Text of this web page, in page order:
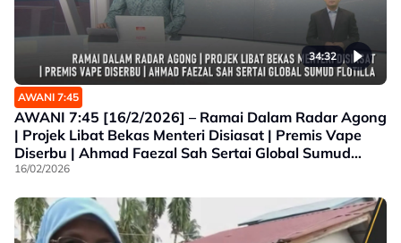
34:32
AWANI 7:45
AWANI 7:45 [16/2/2026] – Ramai Dalam Radar Agong
| Projek Libat Bekas Menteri Disiasat | Premis Vape
Diserbu | Ahmad Faezal Sah Sertai Global Sumud
Flotilla
16/02/2026